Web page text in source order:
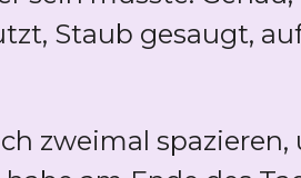
Staub gesaugt,
zweimal